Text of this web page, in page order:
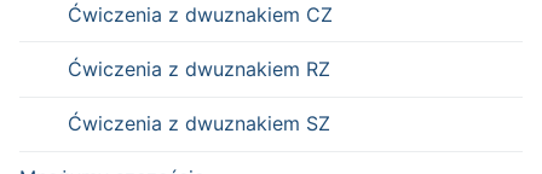
Ćwiczenia z dwuznakiem CZ
Ćwiczenia z dwuznakiem RZ
Ćwiczenia z dwuznakiem SZ